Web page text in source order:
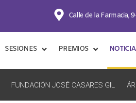
Calle de la Farmacia,
SESIONES PREMIOS
FUNDACIÓN JOSÉ CASARES GIL